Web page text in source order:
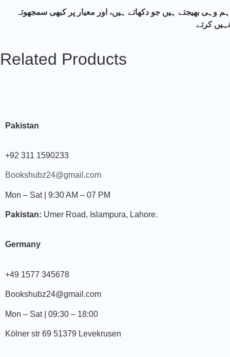
ہم وہی بھیجتے ہیں جو دکھاتے ہیں، اور معیار پر کبھی سمجھوتہ
نہیں کرتے
Related Products
Pakistan
+92 311 1590233
Bookshubz24@gmail.com
Mon – Sat | 9:30 AM – 07 PM
Pakistan: Umer Road, Islampura, Lahore.
Germany
+49 1577 345678
Bookshubz24@gmail.com
Mon – Sat | 09:30 – 18:00
Kölner str 69 51379 Levekrusen